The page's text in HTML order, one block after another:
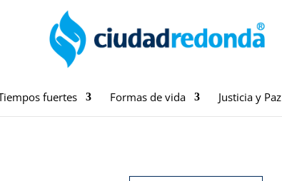
fuertes Formas de vida Justicia y Paz